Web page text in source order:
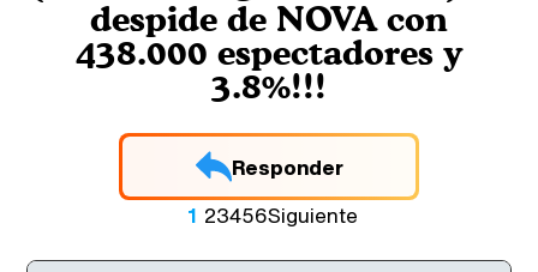
despide de NOVA con
438.000 espectadores y
3.8%!!!
Responder
1 23456Siguiente